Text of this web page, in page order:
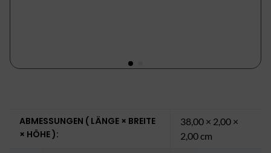
ABMESSUNGEN ( LÄNGE × BREITE
× HÖHE ):
38,00 × 2,00 ×
2,00 cm